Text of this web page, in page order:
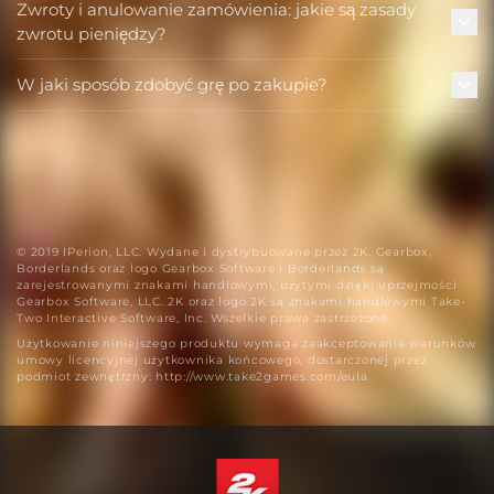
Zwroty i anulowanie zamówienia: jakie są zasady
zwrotu pieniędzy?
W jaki sposób zdobyć grę po zakupie?
© 2019 IPerion, LLC. Wydane i dystrybuowane przez 2K. Gearbox,
Borderlands oraz logo Gearbox Software i Borderlands są
zarejestrowanymi znakami handlowymi, użytymi dzięki uprzejmości
Gearbox Software, LLC. 2K oraz logo 2K są znakami handlowymi Take-
Two Interactive Software, Inc. Wszelkie prawa zastrzeżone.
Użytkowanie niniejszego produktu wymaga zaakceptowania warunków
umowy licencyjnej użytkownika końcowego, dostarczonej przez
podmiot zewnętrzny: http://www.take2games.com/eula